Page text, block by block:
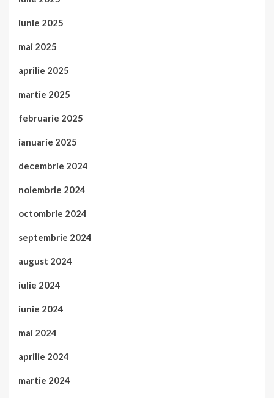
iunie 2025
mai 2025
aprilie 2025
martie 2025
februarie 2025
ianuarie 2025
decembrie 2024
noiembrie 2024
octombrie 2024
septembrie 2024
august 2024
iulie 2024
iunie 2024
mai 2024
aprilie 2024
martie 2024